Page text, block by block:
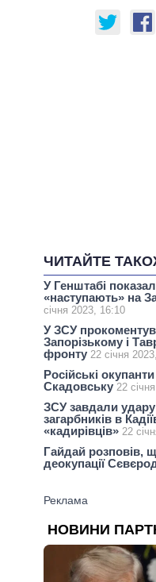
ЧИТАЙТЕ
У Генштабі
«наступають» на
січня 2023, 16:10
У ЗСУ
Запорізькому і
фронту 22 січня
Російські
Скадовську 22
ЗСУ завдали
загарбників в
«кадирівців» 22
Гайдай розповів,
деокупації